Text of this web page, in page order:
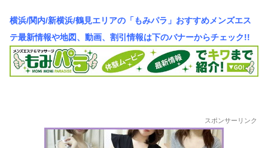
e
b
o
o
er
n
a
et
横浜/関内/新横浜/鶴見エリアの「もみパラ」おすすめメンズエス
テ最新情報や地図、動画、割引情報は下のバナーからチェック!!
スポンサーリンク